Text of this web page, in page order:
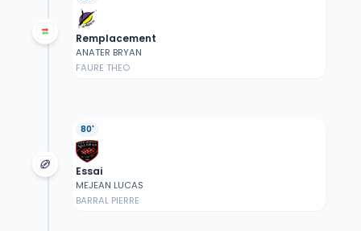
Remplacement
ANATER BRYAN
FAURE THEO
80'
Essai
MEJEAN LUCAS
BARRAL PIERRE